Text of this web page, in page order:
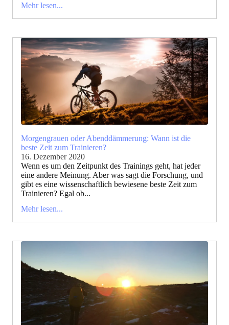
Mehr lesen...
Morgengrauen oder Abenddämmerung: Wann ist die
beste Zeit zum Trainieren?
16. Dezember 2020
Wenn es um den Zeitpunkt des Trainings geht, hat jeder
eine andere Meinung. Aber was sagt die Forschung, und
gibt es eine wissenschaftlich bewiesene beste Zeit zum
Trainieren? Egal ob...
Mehr lesen...